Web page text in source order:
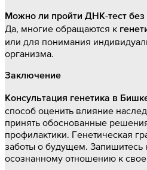
Можно ли пройти ДНК-тест
Да, многие обращаются к
или для понимания
организма.
Заключение
Консультация генетика в
способ оценить влияние
принять обоснованные
профилактики. Генетическая
заботы о будущем. Запишитесь
осознанному отношению к